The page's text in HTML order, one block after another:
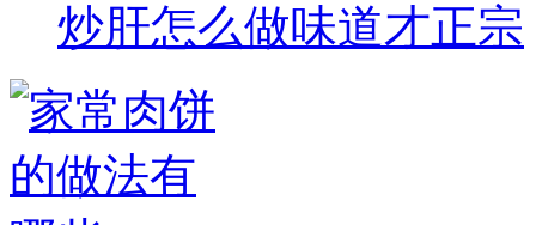
炒肝怎么做味道才正宗